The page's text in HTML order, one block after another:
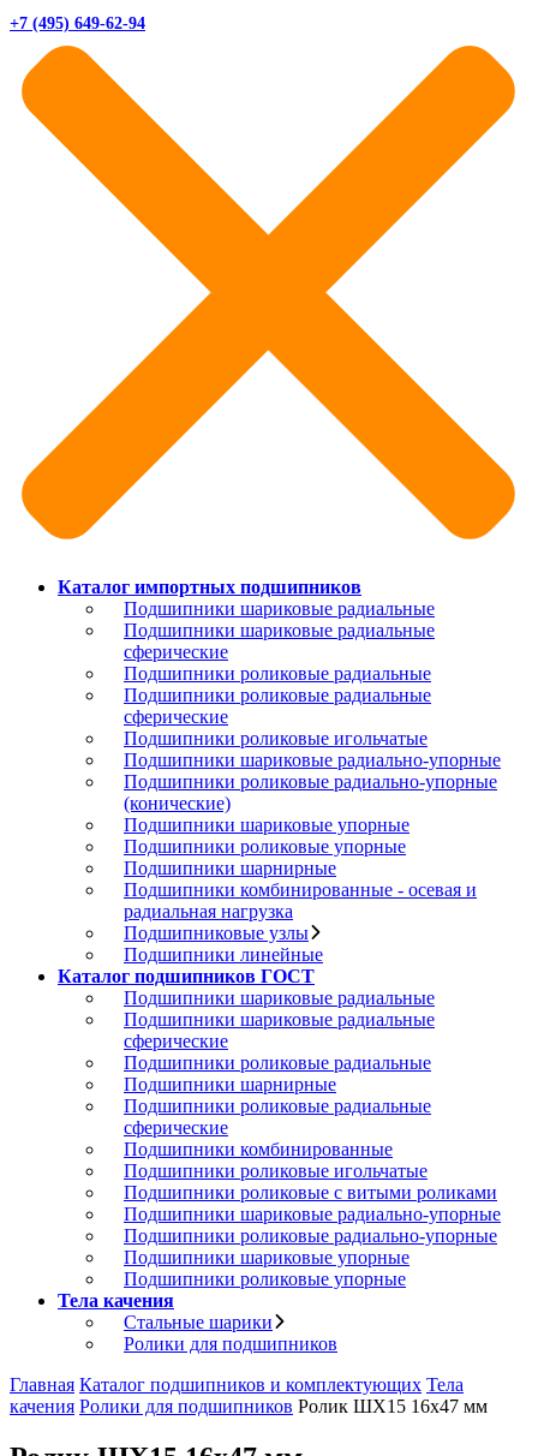
+7 (495) 649-62-94
Каталог импортных подшипников
Подшипники шариковые радиальные
Подшипники шариковые радиальные
сферические
Подшипники роликовые радиальные
Подшипники роликовые радиальные
сферические
Подшипники роликовые игольчатые
Подшипники шариковые радиально-упорные
Подшипники роликовые радиально-упорные
(конические)
Подшипники шариковые упорные
Подшипники роликовые упорные
Подшипники шарнирные
Подшипники комбинированные - осевая и
радиальная нагрузка
Подшипниковые узлы
Подшипники линейные
Каталог подшипников ГОСТ
Подшипники шариковые радиальные
Подшипники шариковые радиальные
сферические
Подшипники роликовые радиальные
Подшипники шарнирные
Подшипники роликовые радиальные
сферические
Подшипники комбинированные
Подшипники роликовые игольчатые
Подшипники роликовые с витыми роликами
Подшипники шариковые радиально-упорные
Подшипники роликовые радиально-упорные
Подшипники шариковые упорные
Подшипники роликовые упорные
Тела качения
Стальные шарики
Ролики для подшипников
Главная Каталог подшипников и комплектующих Тела
качения Ролики для подшипников Ролик ШХ15 16х47 мм